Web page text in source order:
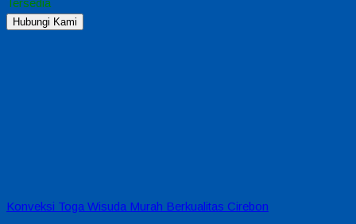
Tersedia
Hubungi Kami
Konveksi Toga Wisuda Murah Berkualitas Cirebon